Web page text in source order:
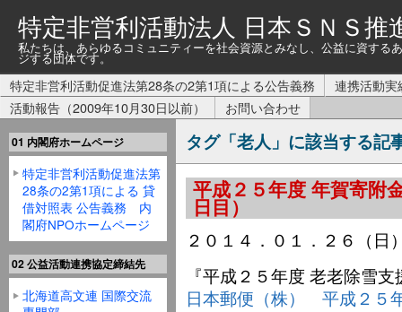
特定非営利活動法人 日本ＳＮＳ推
私たちは、あらゆるコミュニティーを社会資源とみなし、公益に資す
ジする団体です。
特定非営利活動促進法第28条の2第1項による公告義務
連携活動実
活動報告（2009年10月30日以前）
お問い合わせ
タグ「老人」に該当する記
平成２５年度 年賀寄附
日目）
２０１４．０１．２６（
『平成２５年度 老老除雪
日本郵便（株） 平成２５
01 内閣府ホームページ
特定非営利活動促進法第
28条の2第1項による 貸
借対照表 公告義務 内
閣府NPOホームページ
02 公益活動連携協定締結先
北海道高文連 国際交流